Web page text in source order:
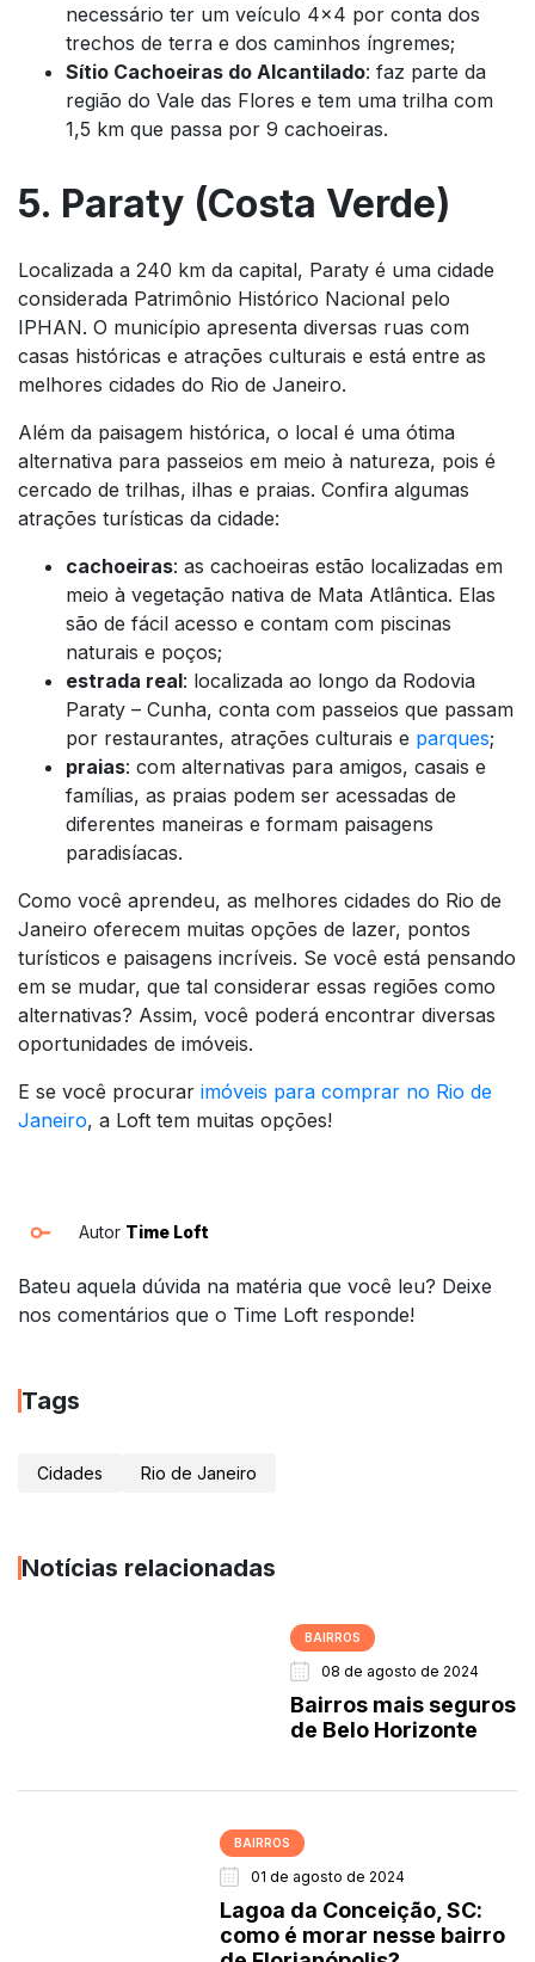
necessário ter um veículo 4×4 por conta dos
trechos de terra e dos caminhos íngremes;
Sítio Cachoeiras do Alcantilado: faz parte da
região do Vale das Flores e tem uma trilha com
1,5 km que passa por 9 cachoeiras.
5. Paraty (Costa Verde)
Localizada a 240 km da capital, Paraty é uma cidade
considerada Patrimônio Histórico Nacional pelo
IPHAN. O município apresenta diversas ruas com
casas históricas e atrações culturais e está entre as
melhores cidades do Rio de Janeiro.
Além da paisagem histórica, o local é uma ótima
alternativa para passeios em meio à natureza, pois é
cercado de trilhas, ilhas e praias. Confira algumas
atrações turísticas da cidade:
cachoeiras: as cachoeiras estão localizadas em
meio à vegetação nativa de Mata Atlântica. Elas
são de fácil acesso e contam com piscinas
naturais e poços;
estrada real: localizada ao longo da Rodovia
Paraty – Cunha, conta com passeios que passam
por restaurantes, atrações culturais e parques;
praias: com alternativas para amigos, casais e
famílias, as praias podem ser acessadas de
diferentes maneiras e formam paisagens
paradisíacas.
Como você aprendeu, as melhores cidades do Rio de
Janeiro oferecem muitas opções de lazer, pontos
turísticos e paisagens incríveis. Se você está pensando
em se mudar, que tal considerar essas regiões como
alternativas? Assim, você poderá encontrar diversas
oportunidades de imóveis.
E se você procurar imóveis para comprar no Rio de
Janeiro, a Loft tem muitas opções!
Autor Time Loft
Bateu aquela dúvida na matéria que você leu? Deixe
nos comentários que o Time Loft responde!
Tags
Cidades Rio de Janeiro
Notícias relacionadas
BAIRROS
08 de agosto de 2024
Bairros mais seguros
de Belo Horizonte
BAIRROS
01 de agosto de 2024
Lagoa da Conceição, SC:
como é morar nesse bairro